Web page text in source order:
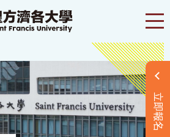
立即報名